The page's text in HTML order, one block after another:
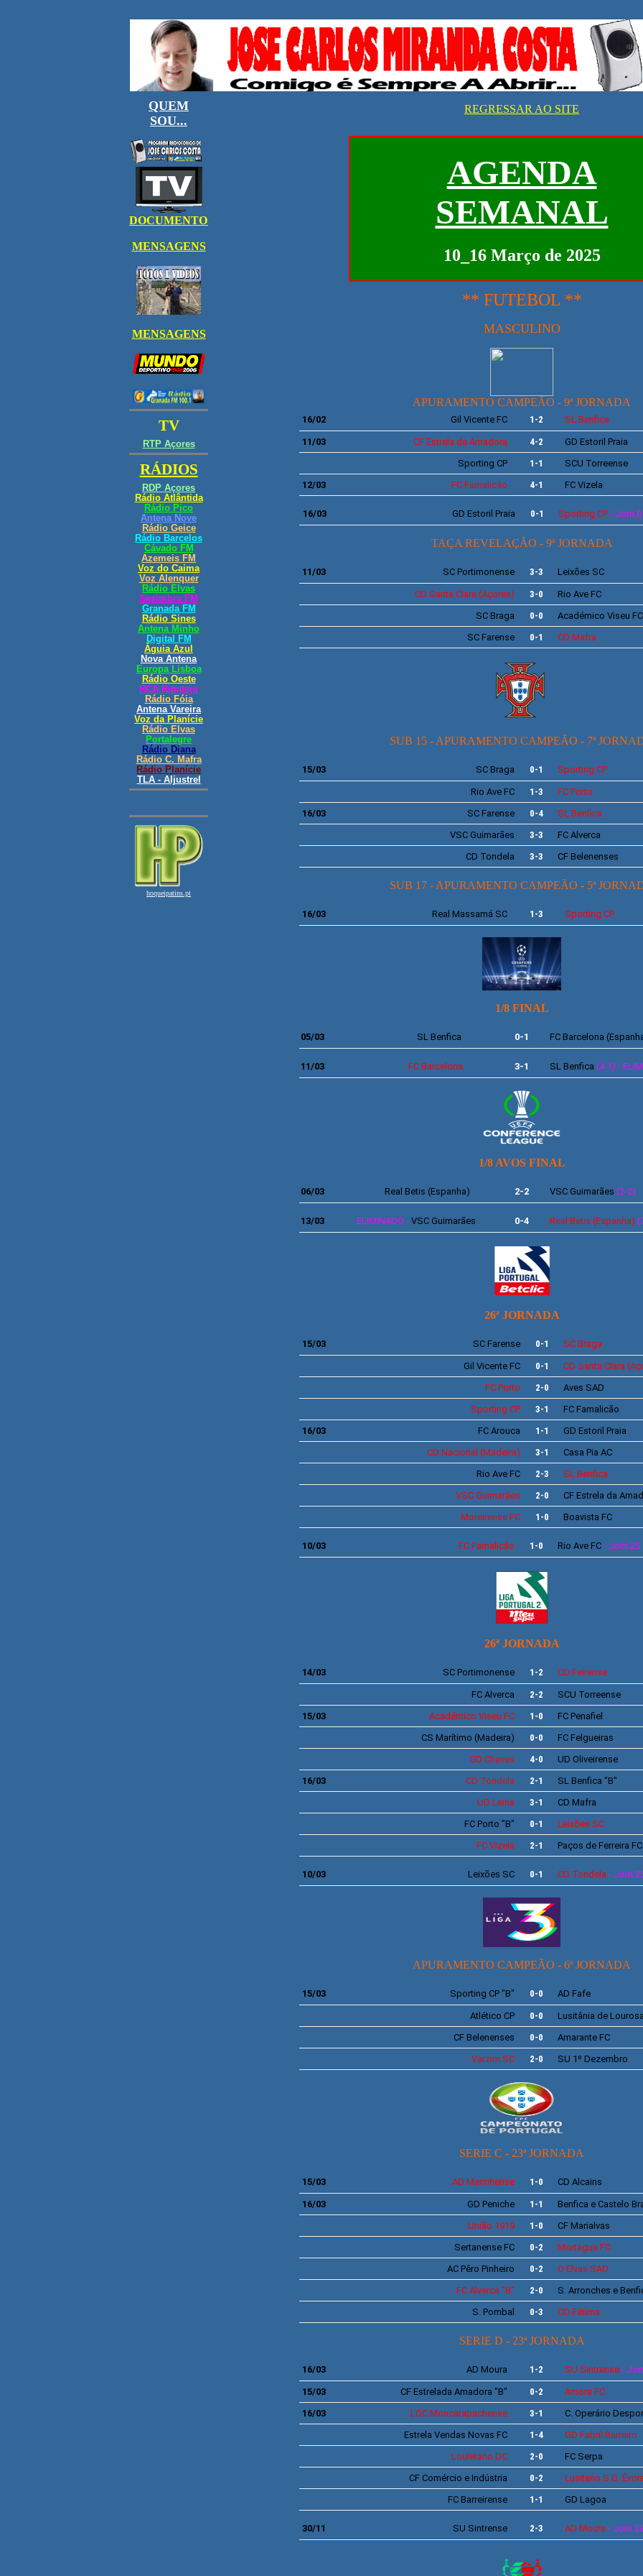
REGRESSAR AO SITE
AGENDA
SEMANAL
10_16 Março de 2025
** FUTEBOL **
MASCULINO
APURAMENTO CAMPEÃO - 9ª JORNADA
16/02 Gil Vicente FC 1-2 SL Benfica
11/03 CF Estrela da Amadora 4-2 GD Estoril Praia
Sporting CP 1-1 SCU Torreense
12/03
FC Famalicão 4-1 FC Vizela
16/03 GD Estoril Praia 0-1 Sporting CP - Jorn.8
TAÇA REVELAÇÃO - 9ª JORNADA
11/03 SC Portimonense 3-3 Leixões SC
CD Santa Clara (Açores) 3-0 Rio Ave FC
SC Braga 0-0 Académico Viseu FC
SC Farense 0-1 CD Mafra
SUB 15 - APURAMENTO CAMPEÃO - 7ª
15/03 SC Braga 0-1 Sporting CP
Rio Ave FC 1-3
FC Porto
16/03
SC Farense 0-4 SL Benfica
VSC Guimarães 3-3
FC Alverca
CD Tondela
3-3 CF Belenenses
SUB 17 - APURAMENTO CAMPEÃO - 5ª
16/03 Real Massamá SC 1-3 Sporting CP
1/8 FINAL
05/03 SL Benfica 0-1 FC Barcelona
11/03 FC Barcelona 3-1 SL Benfica (4-1) -
1/8 AVOS FINAL
06/03 Real Betis (Espanha) 2-2 VSC Guimarães (2-2)
13/03 ELIMINADO - VSC Guimarães 0-4 Real Betis (Espanha)
26ª JORNADA
15/03 SC Farense 0-1 SC Braga
Gil Vicente FC 0-1 CD Santa Clara
FC Porto
2-0 Aves SAD
Sporting CP 3-1
FC Famalicão
16/03
FC Arouca 1-1 GD Estoril Praia
CD Nacional (Madeira) 3-1
Casa Pia AC
Rio Ave FC 2-3 SL Benfica
VSC Guimarães 2-0 CF Estrela da
Moreirense FC 1-0 Boavista FC
10/03 FC Famalicão 1-0 Rio Ave FC - Jorn.25
26ª JORNADA
14/03 SC Portimonense 1-2 CD Feirense
FC Alverca 2-2 SCU Torreense
15/03
Académico Viseu FC 1-0
FC Penafiel
CS Marítimo (Madeira) 0-0
FC Felgueiras
GD Chaves
4-0
UD Oliveirense
16/03
CD Tondela 2-1 SL Benfica "B"
UD Leiria
3-1
CD Mafra
FC Porto "B" 0-1 Leixões SC
FC Vizela
2-1 Paços de Ferreira FC
10/03 Leixões SC 0-1 CD Tondela -
APURAMENTO CAMPEÃO - 6ª JORNADA
15/03 Sporting CP "B" 0-0 AD Fafe
Atlético CP 0-0
Lusitânia de
CF Belenenses 0-0
Amarante FC
Varzim SC 2-0 SU 1º Dezembro
SERIE C - 23ª JORNADA
15/03 AD Marinhense 1-0 CD Alcains
16/03 GD Peniche 1-1
Benfica e Castelo
União 1919
1-0 CF Marialvas
Sertanense FC 0-2
Mortágua FC
AC Pêro Pinheiro 0-2 O Elvas SAD
FC Alverca "B" 2-0 S. Arronches e
S. Pombal
0-3 CD Fátima
SERIE D - 23ª JORNADA
16/03 AD Moura 1-2 SU Sintrense -
15/03 CF Estrelada Amadora "B" 0-2
Amora FC
16/03
LGC Moncarapachense 3-1 C. Operário
Estrela Vendas Novas FC
1-4 GD Fabril Barreiro
Louletano DC 2-0 FC Serpa
CF Comércio e Indústria 0-2
Lusitano S.G.
FC Barreirense 1-1 GD Lagoa
30/11 SU Sintrense 2-3 AD Moura -